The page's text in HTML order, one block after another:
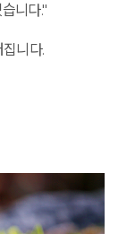
니다."
니다.